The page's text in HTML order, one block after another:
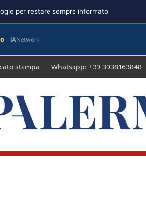
stampa Whatsapp: +39 3938163848
per restare sempre informato
IANetwork